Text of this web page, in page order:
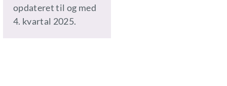
opdateret til og med
4. kvartal 2025.